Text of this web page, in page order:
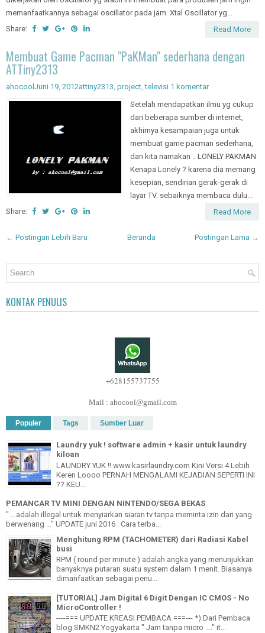
memanfaatkannya sebagai oscillator pada jam. Xtal Oscillator yg...
Share:
Read More
Membuat Game Pacman "PaKMan" sederhana dengan
ATTiny2313
ahocool Juni 19, 2012attiny2313, project,televisi 1 komentar
Setelah mendapatkan ilmu yg cukup
dari beberapa sumber di internet,
akhirnya kesampaian juga untuk
membuat game pacman sederhana,
dan kita namakan .. LONELY PAKMAN
Kenapa Lonely ? karena dia memang
kesepian, sendirian gerak-gerak di
layar TV. sebaiknya membaca dulu...
Share:
Read More
← Postingan Lebih Baru Postingan Lama →
Beranda
KONTAK PENULIS
+628155737755
Mail : ahocool@gmail.com
Populer Tags Sumber Luar
Laundry yuk ! software admin + kasir untuk laundry
kiloan
LAUNDRY YUK !! www.kasirlaundry.com Kini Versi 4 Lebih
Keren Loooo PERNAH MENGALAMI KEJADIAN SEPERTI INI
?? KEU...
PEMANCAR TV MINI DENGAN NINTENDO/SEGA BEKAS
" ...adalah illegal untuk menyiarkan siaran tv tanpa meminta izin dari yang
berwenang ..." UPDATE juni 2016 : Cara terba...
Menghitung RPM (TACHOMETER) dari Radiasi Kabel
busi
RPM ( round per minute ) adalah angka yang menunjukkan
banyaknya putaran suatu system dalam 1 menit. Biasanya
dimanfaatkan sebagai penu...
[TUTORIAL] Jam Digital 6 Digit Dengan IC CMOS - No
MicroController !
----=== UPDATE KREASI PEMBACA ===--- *) Dari Pembaca
blog SMKN2 Yogyakarta " Jam tanpa micro ...." it...